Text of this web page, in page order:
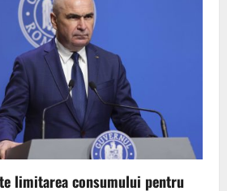
limitarea consumului pentru